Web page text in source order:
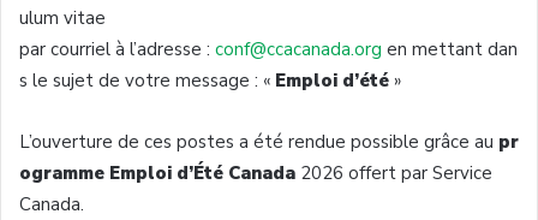
ulum vitae
par courriel à l’adresse : conf@ccacanada.org en mettant dan
s le sujet de votre message : « Emploi d’été »
L’ouverture de ces postes a été rendue possible grâce au pr
ogramme Emploi d’Été Canada 2026 offert par Service
Canada.